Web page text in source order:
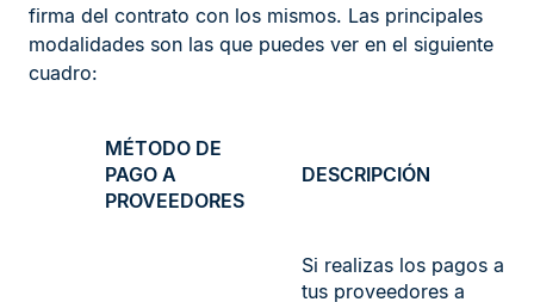
firma del contrato con los mismos. Las principales
modalidades son las que puedes ver en el siguiente
cuadro:
MÉTODO DE
PAGO A
PROVEEDORES
DESCRIPCIÓN
Si realizas los pagos a
tus proveedores a